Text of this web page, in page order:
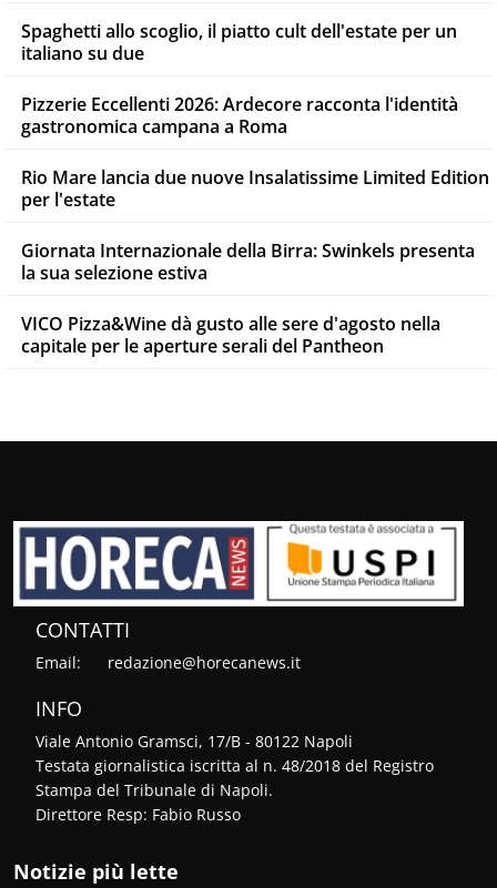
Spaghetti allo scoglio, il piatto cult dell'estate per un
italiano su due
Pizzerie Eccellenti 2026: Ardecore racconta l'identità
gastronomica campana a Roma
Rio Mare lancia due nuove Insalatissime Limited Edition
per l'estate
Giornata Internazionale della Birra: Swinkels presenta
la sua selezione estiva
VICO Pizza&Wine dà gusto alle sere d'agosto nella
capitale per le aperture serali del Pantheon
CONTATTI
Email: redazione@horecanews.it
INFO
Viale Antonio Gramsci, 17/B - 80122 Napoli
Testata giornalistica iscritta al n. 48/2018 del Registro
Stampa del Tribunale di Napoli.
Direttore Resp: Fabio Russo
Notizie più lette